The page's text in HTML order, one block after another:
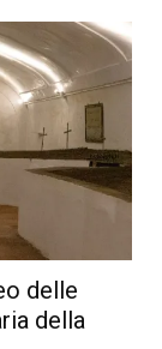
delle
della